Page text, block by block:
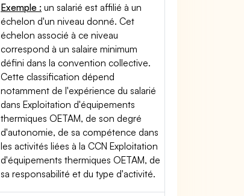
Exemple : un salarié est affilié à un
échelon d'un niveau donné. Cet
échelon associé à ce niveau
correspond à un salaire minimum
défini dans la convention collective.
Cette classification dépend
notamment de l'expérience du salarié
dans Exploitation d'équipements
thermiques OETAM, de son degré
d'autonomie, de sa compétence dans
les activités liées à la CCN Exploitation
d'équipements thermiques OETAM, de
sa responsabilité et du type d'activité.